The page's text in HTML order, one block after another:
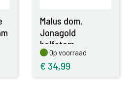
Malus dom.
Jonagold
halfstam
Op voorraad
Op voorraad
€ 34,99